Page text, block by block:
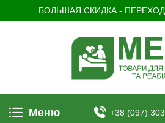
БОЛЬШАЯ СКИДКА -
Меню +38 (097)